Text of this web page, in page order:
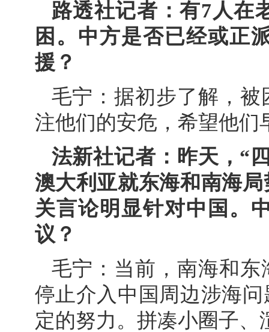
路透社记者：有7人在
困。中方是否已经或正
援？
毛宁：据初步了解，
注他们的安危，希望他们
法新社记者：昨天，“
澳大利亚就东海和南海
关言论明显针对中国。
议？
毛宁：当前，南海和
停止介入中国周边涉海
定的努力。拼凑小圈子